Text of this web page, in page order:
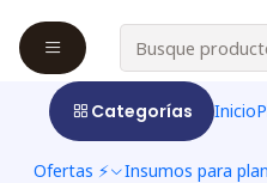
Categorías Inicio
Ofertas ⚡ Insumos para
-10%OFF
|
Perlita